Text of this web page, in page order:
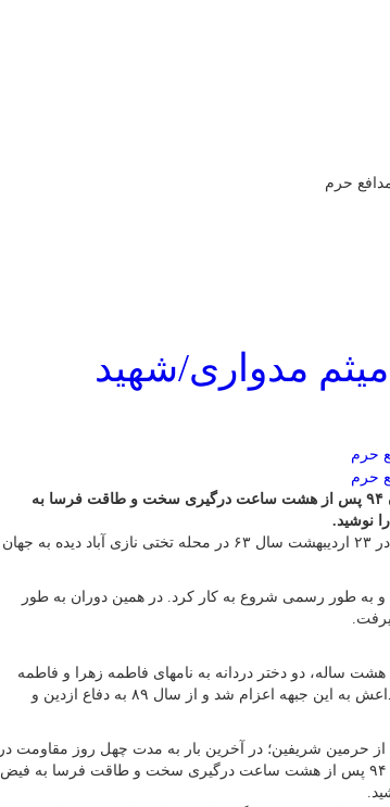
حرم
مدواری/شهید
شهید میثم مدواری در صبح روز شانزدهم آبان ۹۴ پس از هشت ساعت درگیری سخت و طاقت فرسا به
نوشید.
به گزارش پایگاه خبری شباویز،میثم مدواری در ۲۳ اردیبهشت سال ۶۳ در محله تختی نازی آباد دیده به جهان
در سال ۸۰ وارد سپاه شد و به طور رسمی شروع به کار کرد. در همین دوران به طور
زندگی هشت ساله، دو دختر دردانه به نامهای فاطمه زهرا و فاطمه
کوثر است. آقا میثم با شروع جنگ سوریه با داعش به این جبهه اعزام شد و از سال ۸۹ به دفاع ازدین و
از حرمین شریفین؛ در آخرین بار به مدت چهل روز مقاومت در
برابر کفار داعشی در صبح روز شانزدهم آبان ۹۴ پس از هشت ساعت درگیری سخت و طاقت فرسا به فیض